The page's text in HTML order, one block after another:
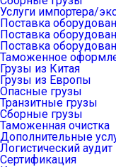
Услуги импортера/
Поставка
Поставка
Поставка
Таможенное
Грузы из Китая
Грузы из Европы
Опасные грузы
Транзитные грузы
Сборные грузы
Таможенная очистка
Дополнительные
Логистический
Сертификация